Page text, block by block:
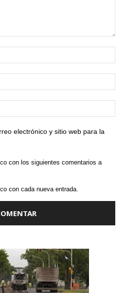
electrónico y sitio web para la
con los siguientes comentarios a
con cada nueva entrada.